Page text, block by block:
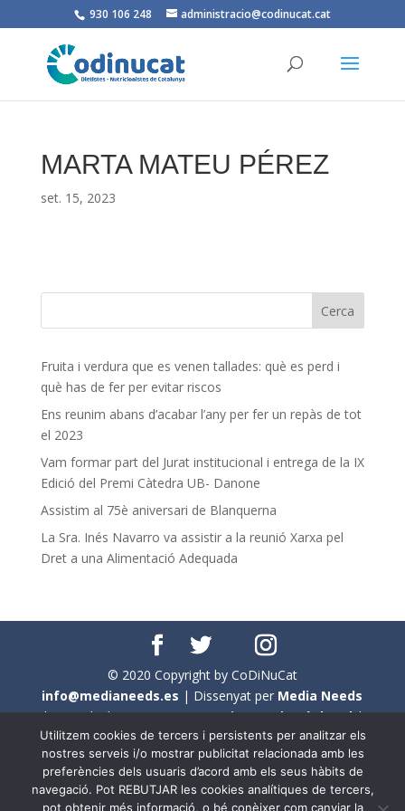
930 106 248 administracio@codinucat.cat
MARTA MATEU PÉREZ
set. 15, 2023
Fruita i verdura que es venen tallades: què es perd i
què has de fer per evitar riscos
Ens reunim abans d’acabar l’any per fer un repàs de tot
el 2023
Vam formar part del Jurat institucional i entrega de la IX
Edició del Premi Càtedra UB- Danone
Assistim al 75è aniversari de Blanquerna
La Sra. Inés Navarro va assistir a la reunió Xarxa pel
Dret a una Alimentació Adequada
© 2020 Copyright by CoDiNuCat
info@medianeeds.es | Dissenyat per Media Needs
| Tots els drets reservats aCoDiNuCat |Avís legal|
Avís per cookies
En aquest web s'ha tingut en compte l'ús no sexista del
llenguatge. No obstant això, i a causa de la seva
Utilitzem cookies de tercers i persistents per analitzar els
nostres serveis i/o mostrar publicitat relacionada amb les
preferències dels usuaris d’acord amb els seus hàbits de
navegació. Pot REBUTJAR les cookies analítiques de tercers,
pot obtenir més informació, o bé conèixer com canviar la